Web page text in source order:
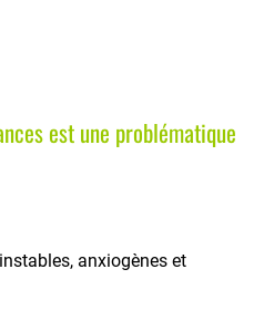
est une problématique
anxiogènes et